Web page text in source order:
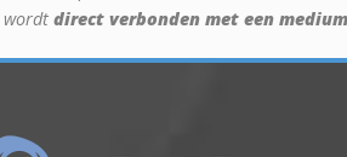
wordt direct verbonden met een medium